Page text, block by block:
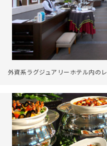
外資系ラグジュアリーホテル内の